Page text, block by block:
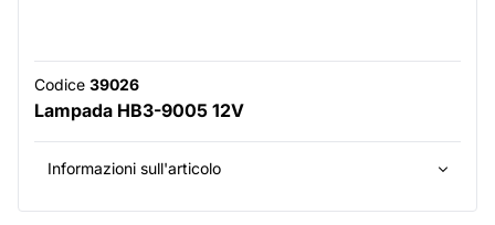
Codice 39026
Lampada HB3-9005 12V
Informazioni sull'articolo